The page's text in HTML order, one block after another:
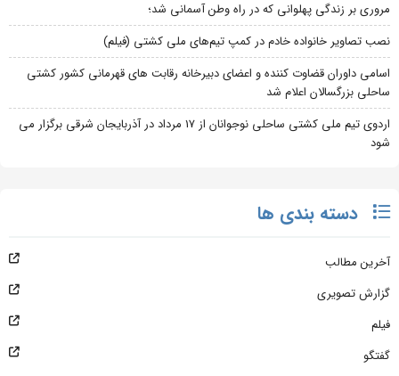
مروری بر زندگی پهلوانی که در راه وطن آسمانی شد؛
نصب تصاویر خانواده خادم در کمپ تیم‌های ملی کشتی (فیلم)
اسامی داوران قضاوت کننده و اعضای دبیرخانه رقابت های قهرمانی کشور کشتی
ساحلی بزرگسالان اعلام شد
اردوی تیم ملی کشتی ساحلی نوجوانان از 17 مرداد در آذربایجان شرقی برگزار می
شود
دسته بندی ها
آخرین مطالب
گزارش تصویری
فیلم
گفتگو